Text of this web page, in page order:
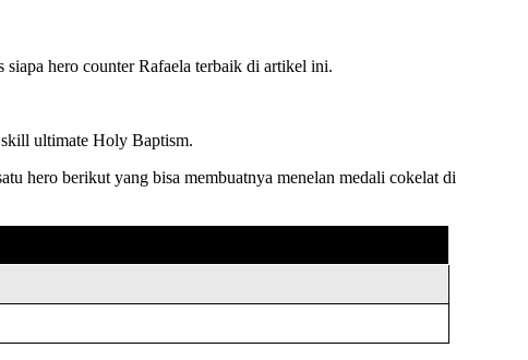
hero counter Rafaela terbaik di artikel ini.
ultimate Holy Baptism.
hero berikut yang bisa membuatnya menelan medali cokelat di